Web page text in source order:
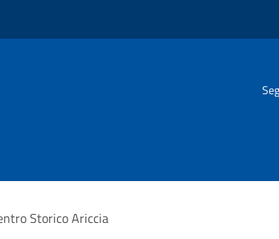
Storico Ariccia